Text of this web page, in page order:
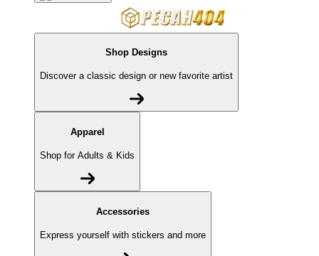
Shop Designs
Discover a classic design or new favorite artist
Apparel
Shop for Adults & Kids
Accessories
Express yourself with stickers and more